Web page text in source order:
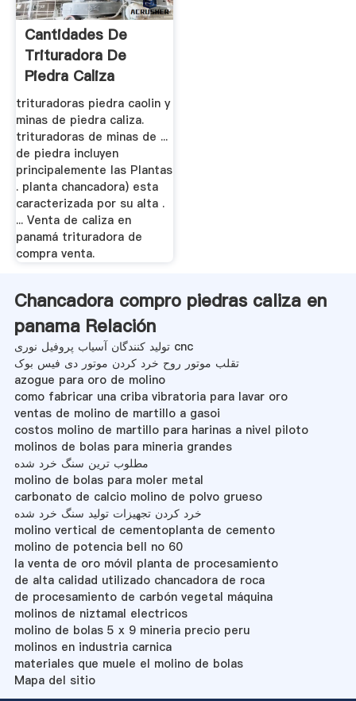
Cantidades De
Trituradora De
Piedra Caliza
trituradoras piedra caolin y
minas de piedra caliza.
trituradoras de minas de ...
de piedra incluyen
principalemente las Plantas
. planta chancadora) esta
caracterizada por su alta .
... Venta de caliza en
panamá trituradora de
compra venta.
Chancadora compro piedras caliza en
panama Relación
تولید کنندگان آسیاب پروفیل نوری cnc
تقلب موتور روح خرد کردن موتور دی فیس بوک
azogue para oro de molino
como fabricar una criba vibratoria para lavar oro
ventas de molino de martillo a gasoi
costos molino de martillo para harinas a nivel piloto
molinos de bolas para mineria grandes
مطلوب ترین سنگ خرد شده
molino de bolas para moler metal
carbonato de calcio molino de polvo grueso
خرد کردن تجهیزات تولید سنگ خرد شده
molino vertical de cementoplanta de cemento
molino de potencia bell no 60
la venta de oro móvil planta de procesamiento
de alta calidad utilizado chancadora de roca
de procesamiento de carbón vegetal máquina
molinos de niztamal electricos
molino de bolas 5 x 9 mineria precio peru
molinos en industria carnica
materiales que muele el molino de bolas
Mapa del sitio